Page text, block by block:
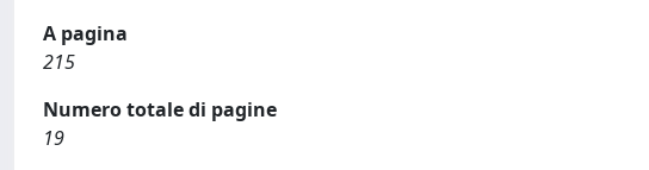
A pagina
215
Numero totale di pagine
19